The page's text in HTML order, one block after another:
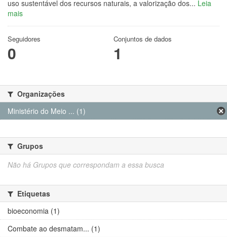
uso sustentável dos recursos naturais, a valorização dos... Leia
mais
Seguidores
0
Conjuntos de dados
1
Organizações
Ministério do Meio ... (1)
Grupos
Não há Grupos que correspondam a essa busca
Etiquetas
bioeconomia (1)
Combate ao desmatam... (1)